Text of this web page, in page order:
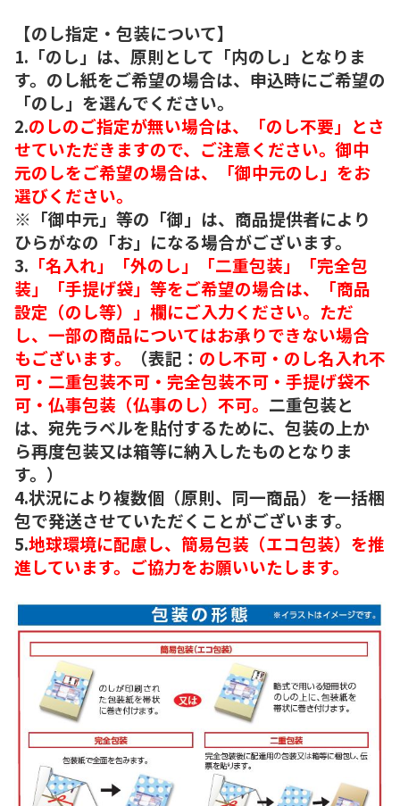
【のし指定・包装について】
1.「のし」は、原則として「内のし」となりま
す。のし紙をご希望の場合は、申込時にご希望の
「のし」を選んでください。
2.のしのご指定が無い場合は、「のし不要」とさ
せていただきますので、ご注意ください。御中
元のしをご希望の場合は、「御中元のし」をお
選びください。
※「御中元」等の「御」は、商品提供者により
ひらがなの「お」になる場合がございます。
3. 「名入れ」「外のし」「二重包装」「完全包
装」「手提げ袋」等をご希望の場合は、「商品
設定（のし等）」欄にご入力ください。ただ
し、一部の商品についてはお承りできない場合
もございます。
（表記： のし不可・のし名入れ不
可・二重包装不可・完全包装不可・手提げ袋不
可・仏事包装（仏事のし）不可。 二重包装と
は、宛先ラベルを貼付するために、包装の上か
ら再度包装又は箱等に納入したものとなりま
す。）
4.状況により複数個（原則、同一商品）を一括梱
包で発送させていただくことがございます。
5.地球環境に配慮し、簡易包装（エコ包装）を推
進しています。ご協力をお願いいたします。